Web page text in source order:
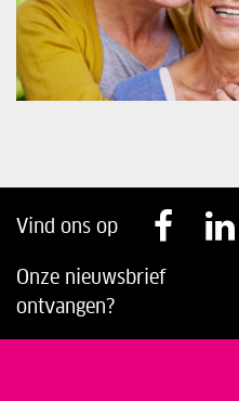
Vind ons op
Onze nieuwsbrief
ontvangen?